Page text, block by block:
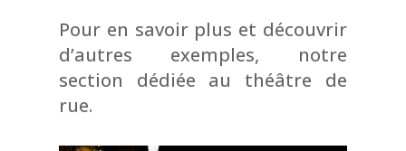
Pour en savoir plus et découvrir
d’autres exemples, notre
section dédiée au théâtre de
rue.